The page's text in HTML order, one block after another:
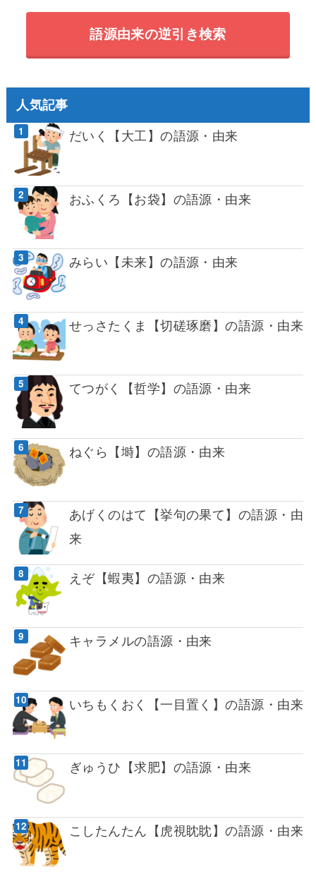
語源由来の逆引き検索
人気記事
だいく【大工】の語源・由来
おふくろ【お袋】の語源・由来
みらい【未来】の語源・由来
せっさたくま【切磋琢磨】の語源・由来
てつがく【哲学】の語源・由来
ねぐら【塒】の語源・由来
あげくのはて【挙句の果て】の語源・由
来
えぞ【蝦夷】の語源・由来
キャラメルの語源・由来
いちもくおく【一目置く】の語源・由来
ぎゅうひ【求肥】の語源・由来
こしたんたん【虎視眈眈】の語源・由来